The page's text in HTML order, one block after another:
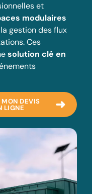
et
modulaires
gestion des flux
Ces
solution clé en
MON DEVIS
LIGNE